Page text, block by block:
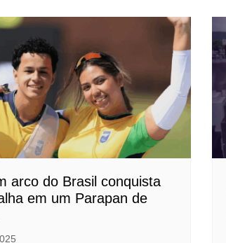
arco do Brasil conquista
em um Parapan de